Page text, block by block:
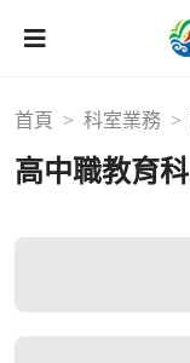
首頁 科室業務
高中職教育科